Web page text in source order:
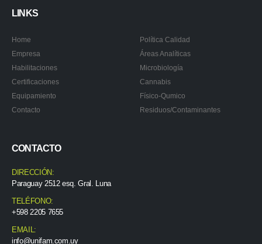
LINKS
Home
Empresa
Habilitaciones
Certificaciones
Equipamiento
Contacto
Política Calidad
Áreas Analíticas
Microbiología
Cannabis
Físico-Qumico
Residuos/Contaminantes
CONTACTO
DIRECCIÓN:
Paraguay 2512 esq. Gral. Luna
TELÉFONO:
+598 2205 7655
EMAIL:
info@unifam.com.uy